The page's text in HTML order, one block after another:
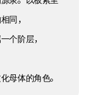
同，
个阶层，
母体的角色。